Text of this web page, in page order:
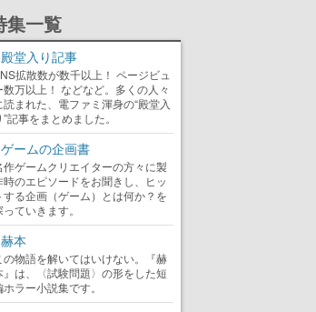
集一覧
殿堂入り記事
拡散数が数千以上！ ページビュ
数万以上！ などなど。多くの人々
読まれた、電ファミ渾身の“殿堂入
”記事をまとめました。
ゲームの企画書
作ゲームクリエイターの方々に製
時のエピソードをお聞きし、ヒッ
する企画（ゲーム）とは何か？を
っていきます。
赫本
の物語を解いてはいけない。『赫
』は、〈試験問題〉の形をした短
ホラー小説集です。